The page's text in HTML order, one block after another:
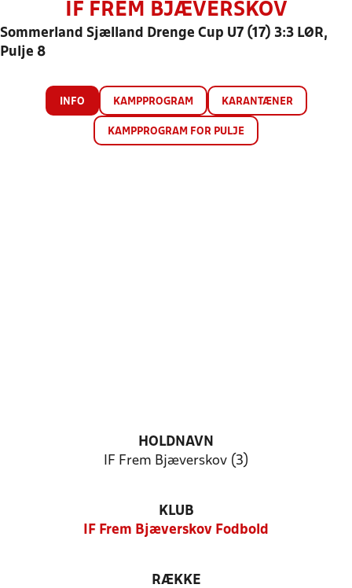
IF FREM BJÆVERSKOV
Sommerland Sjælland Drenge Cup U7 (17) 3:3 LØR,
Pulje 8
INFO KAMPPROGRAM KARANTÆNER
KAMPPROGRAM FOR PULJE
HOLDNAVN
IF Frem Bjæverskov (3)
KLUB
IF Frem Bjæverskov Fodbold
RÆKKE